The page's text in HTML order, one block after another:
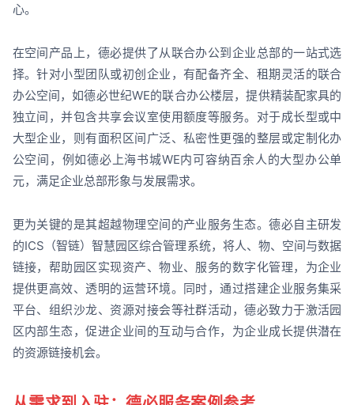
心。
在空间产品上，德必提供了从联合办公到企业总部的一站式选
择。针对小型团队或初创企业，有配备齐全、租期灵活的联合
办公空间，如德必世纪WE的联合办公楼层，提供精装配家具的
独立间，并包含共享会议室使用额度等服务。对于成长型或中
大型企业，则有面积区间广泛、私密性更强的整层或定制化办
公空间，例如德必上海书城WE内可容纳百余人的大型办公单
元，满足企业总部形象与发展需求。
更为关键的是其超越物理空间的产业服务生态。德必自主研发
的ICS（智链）智慧园区综合管理系统，将人、物、空间与数据
链接，帮助园区实现资产、物业、服务的数字化管理，为企业
提供更高效、透明的运营环境。同时，通过搭建企业服务集采
平台、组织沙龙、资源对接会等社群活动，德必致力于激活园
区内部生态，促进企业间的互动与合作，为企业成长提供潜在
的资源链接机会。